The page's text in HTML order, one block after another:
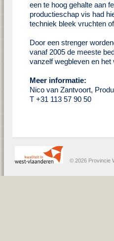
een te hoog gehalte aan
productieschap vis had
techniek bleek vruchten
Door een strenger
vanaf 2005 de meeste
vanzelf wegbleven en
Meer informatie:
Nico van Zantvoort,
T +31 113 57 90 50
© 2026 Provincie